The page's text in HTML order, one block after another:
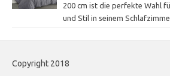
200 cm ist die perfekte Wahl
und Stil in seinem
Copyright 2018